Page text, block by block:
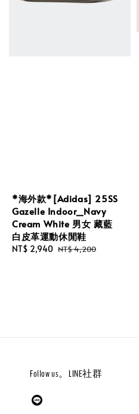
*海外款*[Adidas] 25SS
Gazelle Indoor_Navy
Cream White 男女 藏藍
白皮革運動休閒鞋
Sale
NT$ 2,940 Regular
NT$ 4,200
Follow us。LINE社群